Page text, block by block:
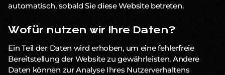
automatisch, sobald Sie diese Website betreten.
Wofür nutzen wir Ihre Daten?
Ein Teil der Daten wird erhoben, um eine fehlerfreie
Bereitstellung der Website zu gewährleisten. Andere
Daten können zur Analyse Ihres Nutzerverhaltens